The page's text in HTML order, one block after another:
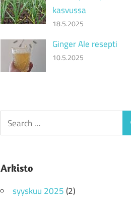
kasvussa
18.5.2025
Ginger Ale resepti
10.5.2025
Search
for:
Arkisto
syyskuu 2025(2)